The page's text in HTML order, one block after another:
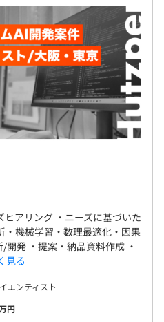
ヒアリング ・ニーズに基づいた
・機械学習・数理最適化・因果
発 ・提案・納品資料作成 ・
見る
エンティスト
円